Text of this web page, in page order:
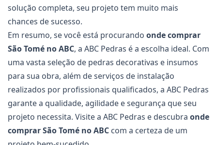
solução completa, seu projeto tem muito mais
chances de sucesso.
Em resumo, se você está procurando onde comprar
São Tomé no ABC, a ABC Pedras é a escolha ideal. Com
uma vasta seleção de pedras decorativas e insumos
para sua obra, além de serviços de instalação
realizados por profissionais qualificados, a ABC Pedras
garante a qualidade, agilidade e segurança que seu
projeto necessita. Visite a ABC Pedras e descubra onde
comprar São Tomé no ABC com a certeza de um